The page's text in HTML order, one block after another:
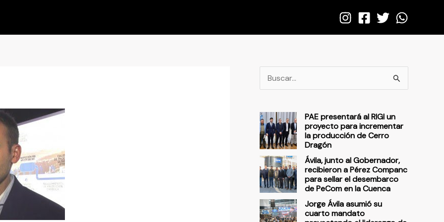
u
c
a
p
o
r
:
PAE presentará al RIGI un
proyecto para incrementar
la producción de Cerro
Dragón
Ávila, junto al Gobernador,
recibieron a Pérez Companc
para sellar el desembarco
de PeCom en la Cuenca
Jorge Ávila asumió su
cuarto mandato